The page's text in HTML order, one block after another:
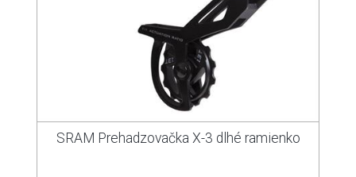
SRAM Prehadzovačka X-3 dlhé ramienko